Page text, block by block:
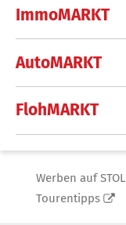
ImmoMARKT
AutoMARKT
FlohMARKT
Werben auf STOL
Tourentipps